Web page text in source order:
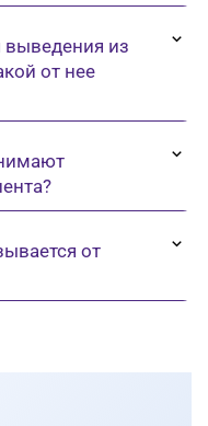
выведения из
от нее
от